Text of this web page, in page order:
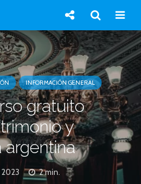
INFORMACIÓN GENERAL
gratuito
y
2 min.